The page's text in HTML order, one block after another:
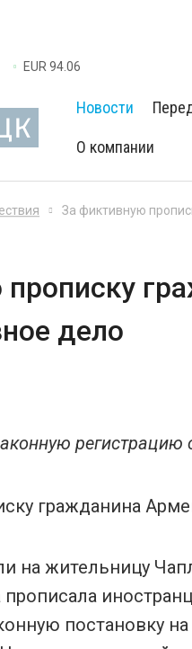
EUR 94.06
Новости
О компании
За фиктивную
дело
регистрацию
на жительницу
постановку